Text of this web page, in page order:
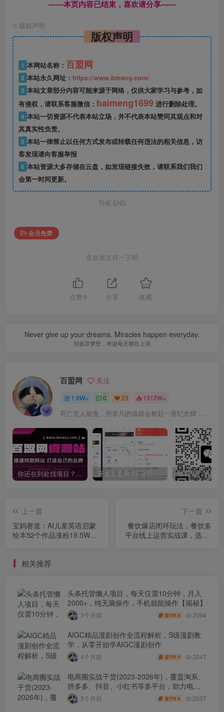
------本页内容已结束，喜欢请分享------
© 版权声明
版权声明
1 本网站名称： 百盟网
2 本站永久网址： https://www.bmwcy.com/
3 本站文章部分内容可能来源于网络，仅供大家学习与参考，如
有侵权，请联系客服微信： baimeng1699 进行删除处理。
4 本站一切资源不代表本站立场，并不代表本站赞同其观点和对
其真实性负责。
5 本站一律禁止以任何方式发布或转载任何违法的相关信息，访
客发现请向客服举报
6 本站资源大多存储在云盘，如发现链接失效，请联系我们我们
会第一时间更新。
THE END
会员免费
喜欢就支持一下吧
点赞 6 分享 收藏
Never give up your dreams. Miracles happen everyday.
别放弃梦想，奇迹每天都在上演
百盟网 关注
1.9W+ 0 23 1312W+
死亡无人能免，但非凡的成就会树起一座纪念碑，它将一直立到太阳冷却之时
你还在到处找项目？还在当韭菜？我靠卖项目一个月收入5万+，曾经我也是个失败者。 开通百盟网VIP会员，尊享全站资源免费下载，享70%的推广提成！！【限时五折优惠】
上一篇
宝妈赛道：AI儿童英语启蒙
绘本52个作品涨粉19.5W月
下一篇
餐饮爆店闭环玩法，餐饮多
平台线上运营实战课，选址-
相关推荐
头条托管懒人项目，每天仅需10分钟，月入
2000+，纯无脑操作，手机就能操作【揭秘】
3个月前 盟币9.9 2094
AIGC精品漫剧创作全流程解析，S级漫剧教
学，从零开始学AIGC漫剧创作
4个月前 盟币9.9 2047
电商圈实战干货(2023-2026年)，覆盖淘系、
拼多多、抖音、小红书等多平台，助力电商
人避开坑、提效率、稳盈利(更新4月)
3个月前 盟币9.9 2037